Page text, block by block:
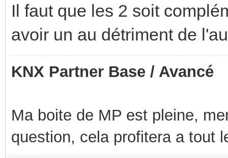
Il faut que les 2 soit
avoir un au détriment de
KNX Partner Base / Avancé
Ma boite de MP est pleine,
question, cela profitera a tout